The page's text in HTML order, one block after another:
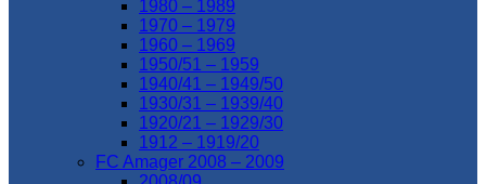
1980 – 1989
1970 – 1979
1960 – 1969
1950/51 – 1959
1940/41 – 1949/50
1930/31 – 1939/40
1920/21 – 1929/30
1912 – 1919/20
FC Amager 2008 – 2009